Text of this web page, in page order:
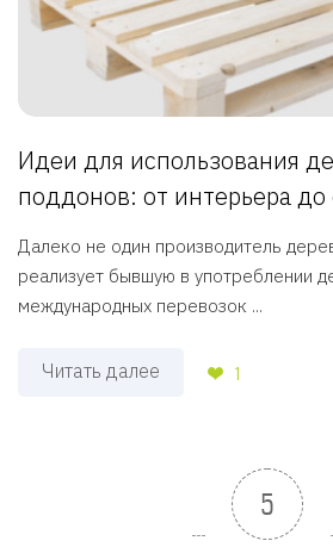
Идеи для использования
поддонов: от интерьера до
Далеко не один производитель
реализует бывшую в употреблении
международных перевозок ...
Читать далее 1
5